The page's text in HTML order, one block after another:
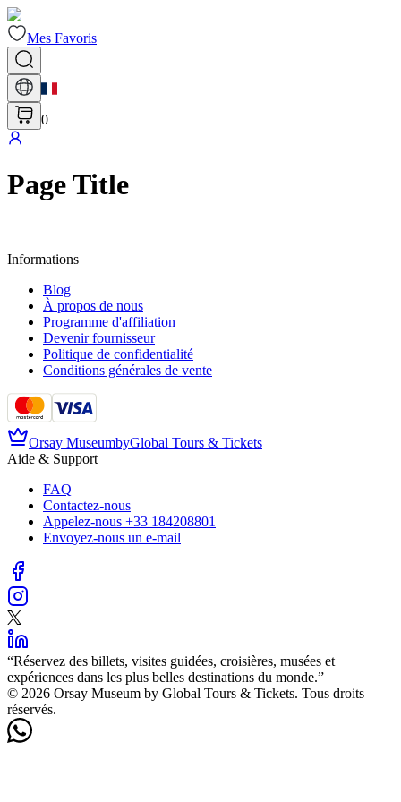
Mes Favoris
0
Page Title
Informations
Blog
À propos de nous
Programme d'affiliation
Devenir fournisseur
Politique de confidentialité
Conditions générales de vente
Orsay MuseumbyGlobal Tours & Tickets
Aide & Support
FAQ
Contactez-nous
Appelez-nous +33 184208801
Envoyez-nous un e-mail
“Réservez des billets, visites guidées, croisières, musées et
expériences dans les plus belles destinations du monde.”
©️ 2026 Orsay Museum by Global Tours & Tickets. Tous droits
réservés.